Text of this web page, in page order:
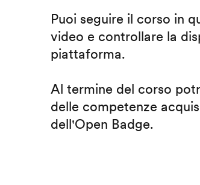
Puoi seguire il corso in
video e controllare la
piattaforma.
Al termine del corso
delle competenze
dell'Open Badge.